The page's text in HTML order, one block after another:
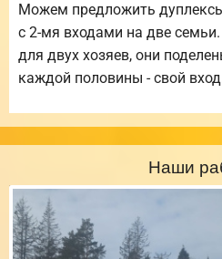
Можем предложить
с 2-мя входами на две
для двух хозяев, они
каждой половины - свой
Наши